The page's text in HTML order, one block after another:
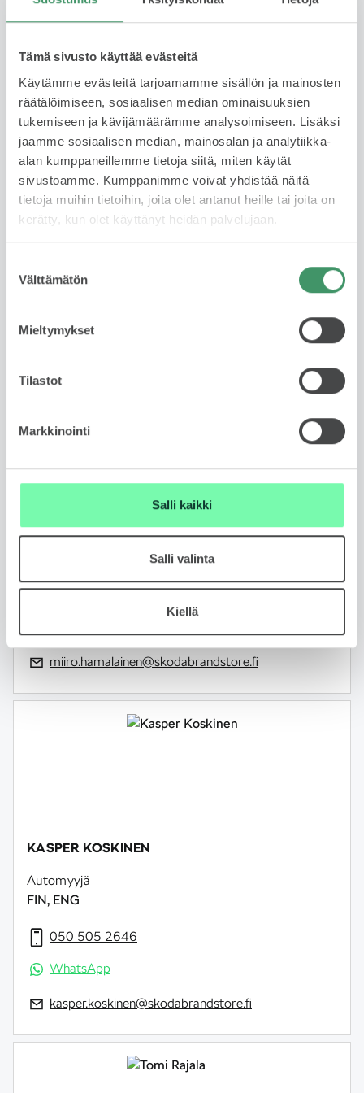
Tämä sivusto käyttää evästeitä
Käytämme evästeitä tarjoamamme sisällön ja mainosten
räätälöimiseen, sosiaalisen median ominaisuuksien
tukemiseen ja kävijämäärämme analysoimiseen. Lisäksi
jaamme sosiaalisen median, mainosalan ja analytiikka-
alan kumppaneillemme tietoja siitä, miten käytät
sivustoamme. Kumppanimme voivat yhdistää näitä
tietoja muihin tietoihin, joita olet antanut heille tai joita on
kerätty, kun olet käyttänyt heidän palvelujaan.
valinta
Välttämätön
Mieltymykset
Tilastot
Markkinointi
Salli kaikki
Salli valinta
Kiellä
JESSE HARDÉN
Automyyjä
FIN, ENG
WhatsApp
MIIRO HÄMÄLÄINEN
Automyyjä
050 407 7113
miiro.hamalainen@skodabrandstore.fi
KASPER KOSKINEN
Automyyjä
FIN, ENG
050 505 2646
WhatsApp
kasper.koskinen@skodabrandstore.fi